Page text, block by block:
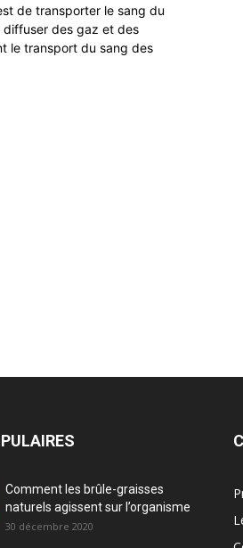
de transporter le sang du
des gaz et des
le transport du sang des
Comment les brûle-graisses
naturels agissent sur l’organisme
30 décembre 2020